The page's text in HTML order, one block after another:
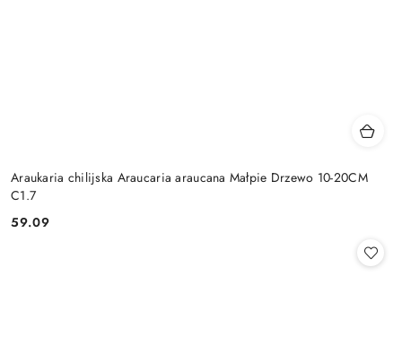
Araukaria chilijska Araucaria araucana Małpie Drzewo 10-20CM
C1.7
Cena:
59.09